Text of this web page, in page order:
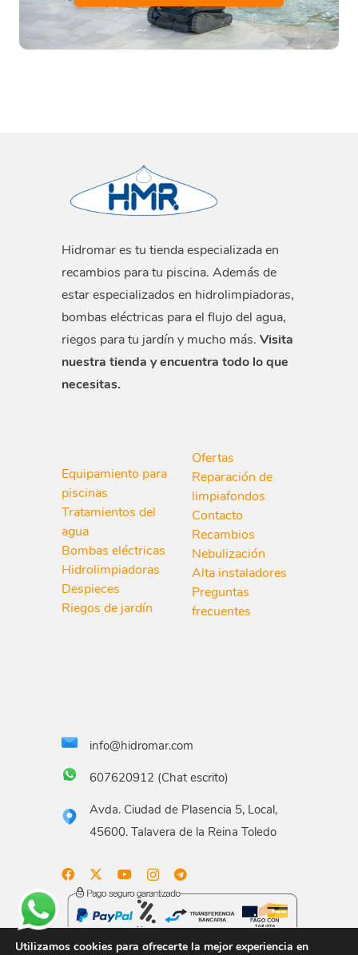
Hidromar es tu tienda especializada en
recambios para tu piscina. Además de
estar especializados en hidrolimpiadoras,
bombas eléctricas para el flujo del agua,
riegos para tu jardín y mucho más. Visita
nuestra tienda y encuentra todo lo que
necesitas.
Equipamiento para
piscinas
Tratamientos del
agua
Bombas eléctricas
Hidrolimpiadoras
Despieces
Riegos de jardín
Ofertas
Reparación de
limpiafondos
Contacto
Recambios
Nebulización
Alta instaladores
Preguntas
frecuentes
info@hidromar.com
607620912 (Chat escrito)
Avda. Ciudad de Plasencia 5, Local,
45600. Talavera de la Reina Toledo
Utilizamos cookies para ofrecerte la mejor experiencia en